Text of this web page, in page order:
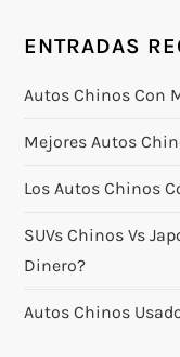
ENTRADAS
Autos Chinos Con
Mejores Autos
Los Autos Chinos
SUVs Chinos Vs
Dinero?
Autos Chinos